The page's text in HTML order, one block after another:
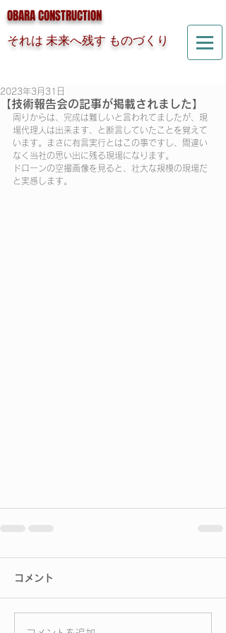
OBARA CONSTRUCTION
それは 未来へ残す ものづくり
【技術報告会の記事が掲載されました】
2023年3月31日
周りからは、完成は難しいと言われてましたが、現
場代理人は出来ます、と断言していたことを覚えて
います。まさに有言実行とはこの事ですし、間違い
なく当社の思い出に残る現場になります。​
ドローンの空撮画像を見ると、壮大な規模の現場だ
と実感します。
コメント